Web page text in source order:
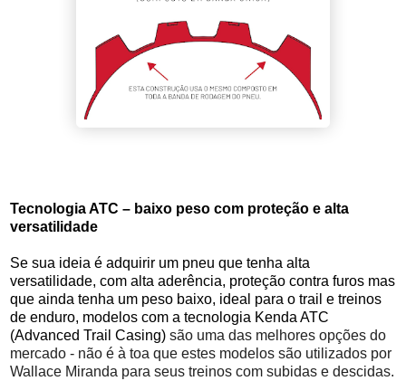
Tecnologia ATC – baixo peso com proteção e alta
versatilidade
Se sua ideia é adquirir um pneu que tenha alta
versatilidade, com alta aderência, proteção contra furos mas
que ainda tenha um peso baixo, ideal para o trail e treinos
de enduro, modelos com a tecnologia Kenda ATC
(Advanced Trail Casing) são uma das melhores opções do
mercado - não é à toa que estes modelos são utilizados por
Wallace Miranda para seus treinos com subidas e descidas.